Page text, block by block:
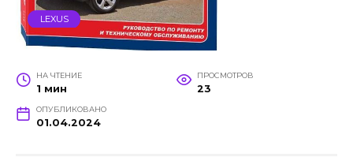
LEXUS
НА ЧТЕНИЕ
1 мин
ПРОСМОТРОВ
23
ОПУБЛИКОВАНО
01.04.2024